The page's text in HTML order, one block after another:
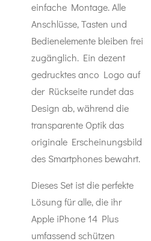
einfache Montage. Alle
Anschlüsse, Tasten und
Bedienelemente bleiben frei
zugänglich. Ein dezent
gedrucktes anco Logo auf
der Rückseite rundet das
Design ab, während die
transparente Optik das
originale Erscheinungsbild
des Smartphones bewahrt.
Dieses Set ist die perfekte
Lösung für alle, die ihr
Apple iPhone 14 Plus
umfassend schützen